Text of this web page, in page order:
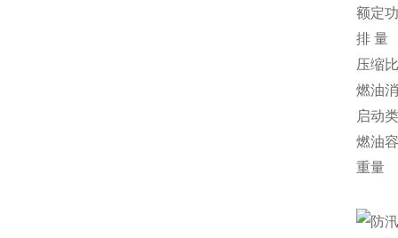
额定
排 量
压缩比
燃油
启动
燃油
重量